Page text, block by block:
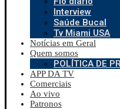
Interview
Saúde Bucal
Tv Miami USA
Notícias em Geral
Quem somos
POLÍTICA DE
APP DA TV
Comerciais
Ao vivo
Patronos